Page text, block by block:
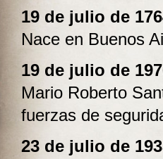
19 de julio de
Nace en Buenos
19 de julio de
Mario Roberto
fuerzas de
23 de julio de